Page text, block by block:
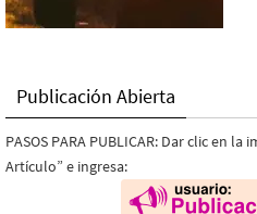
Publicación Abierta
PASOS PARA PUBLICAR: Dar clic en
Artículo” e ingresa: